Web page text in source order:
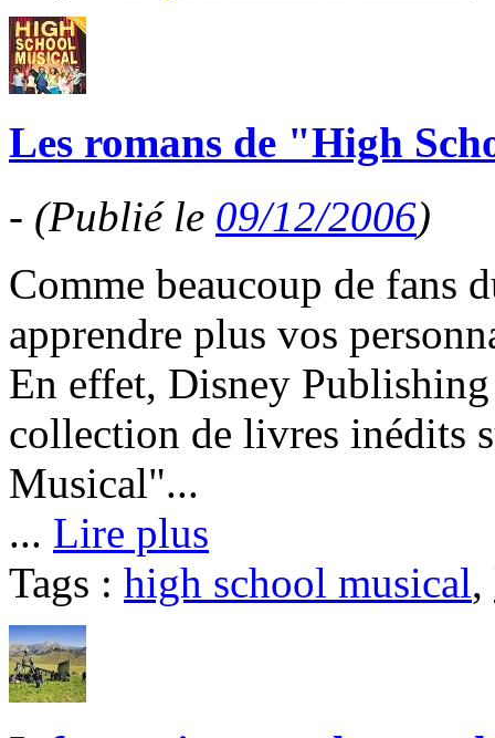
Les romans de "High
- (Publié le 09/12/2006)
Comme beaucoup de fans
apprendre plus vos
En effet, Disney
collection de livres inédits
Musical"...
... Lire plus
Tags : high school musical,